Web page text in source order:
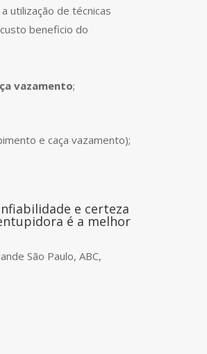
utilização de técnicas
beneficio do
vazamento;
e caça vazamento);
e certeza
é a melhor
São Paulo, ABC,